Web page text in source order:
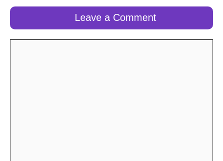
Leave a Comment